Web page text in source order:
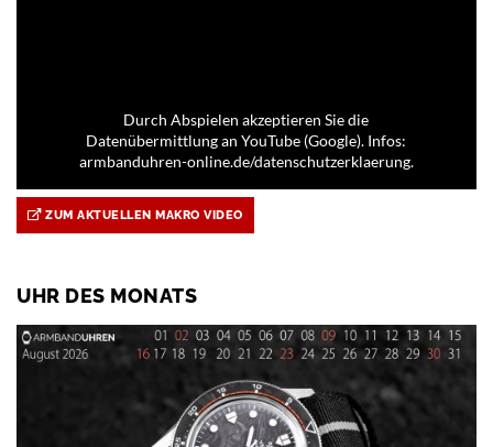
Durch Abspielen akzeptieren Sie die
Datenübermittlung an YouTube (Google). Infos:
armbanduhren-online.de/datenschutzerklaerung.
ZUM AKTUELLEN MAKRO VIDEO
UHR DES MONATS